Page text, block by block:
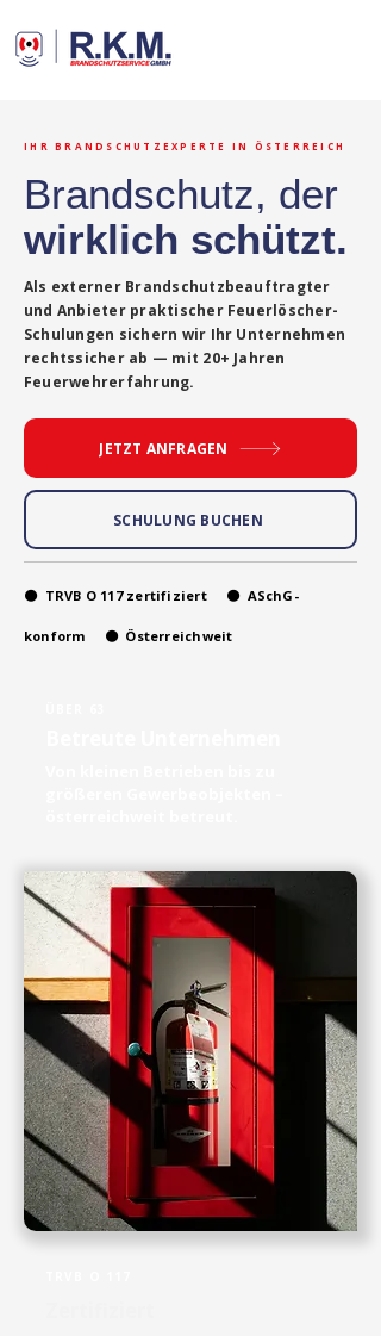
IHR BRANDSCHUTZEXPERTE IN ÖSTERREICH
Brandschutz, der
wirklich schützt.
Als externer Brandschutzbeauftragter
und Anbieter praktischer Feuerlöscher-
Schulungen sichern wir Ihr Unternehmen
rechtssicher ab — mit 20+ Jahren
Feuerwehrerfahrung.
JETZT ANFRAGEN
SCHULUNG BUCHEN
🟠 TRVB O 117 zertifiziert 🟠ASchG-
konform 🟠Österreichweit